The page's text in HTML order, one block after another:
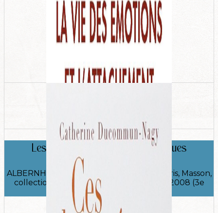
Les Thérapies familiales systémiques​
ALBERNHE Karine, ALBERNHE Thierry, Paris, Masson,
collection Médecine et Psychothérapie, 2008 (3e
édition, 1re édition 1999).